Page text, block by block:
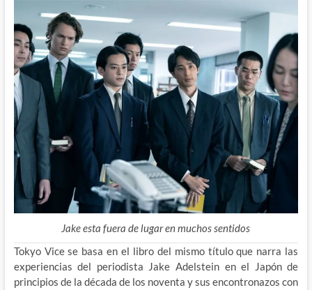
Jake esta fuera de lugar en muchos sentidos
Tokyo Vice se basa en el libro del mismo título que narra las
experiencias del periodista Jake Adelstein en el Japón de
principios de la década de los noventa y sus encontronazos con